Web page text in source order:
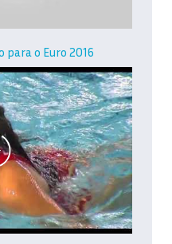
o Euro 2016